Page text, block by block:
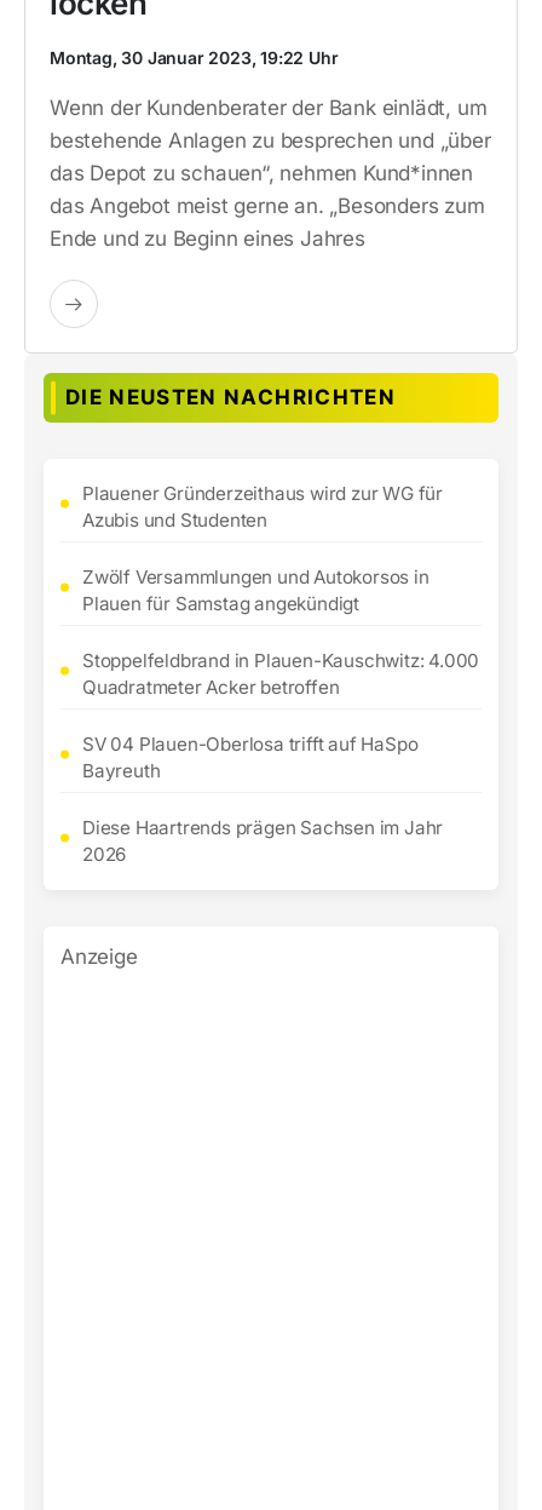
Montag, 30 Januar 2023, 19:22 Uhr
Wenn der Kundenberater der Bank einlädt, um
bestehende Anlagen zu besprechen und „über
das Depot zu schauen“, nehmen Kund*innen
das Angebot meist gerne an. „Besonders zum
Ende und zu Beginn eines Jahres
DIE NEUSTEN NACHRICHTEN
Plauener Gründerzeithaus wird zur WG für
Azubis und Studenten
Zwölf Versammlungen und Autokorsos in
Plauen für Samstag angekündigt
Stoppelfeldbrand in Plauen-Kauschwitz: 4.000
Quadratmeter Acker betroffen
SV 04 Plauen-Oberlosa trifft auf HaSpo
Bayreuth
Diese Haartrends prägen Sachsen im Jahr
2026
Anzeige